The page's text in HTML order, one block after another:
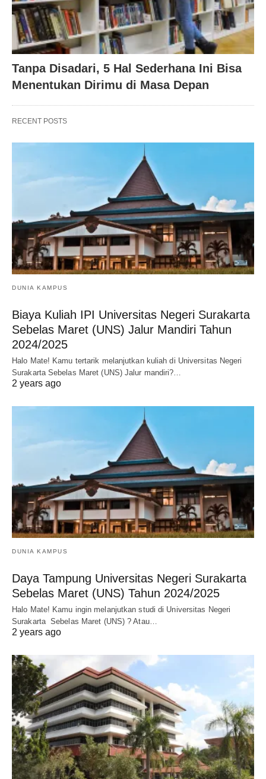
Tanpa Disadari, 5 Hal Sederhana Ini Bisa
Menentukan Dirimu di Masa Depan
RECENT POSTS
DUNIA KAMPUS
Biaya Kuliah IPI Universitas Negeri Surakarta
Sebelas Maret (UNS) Jalur Mandiri Tahun
2024/2025
Halo Mate! Kamu tertarik melanjutkan kuliah di Universitas Negeri
Surakarta Sebelas Maret (UNS) Jalur mandiri?…
2 years ago
DUNIA KAMPUS
Daya Tampung Universitas Negeri Surakarta
Sebelas Maret (UNS) Tahun 2024/2025
Halo Mate! Kamu ingin melanjutkan studi di Universitas Negeri
Surakarta Sebelas Maret (UNS) ? Atau…
2 years ago